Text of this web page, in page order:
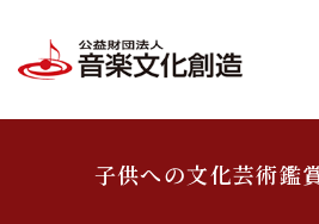
子供への文化芸術鑑